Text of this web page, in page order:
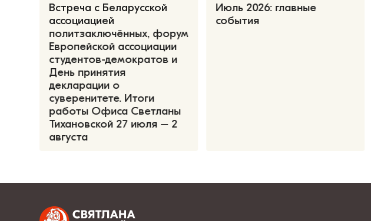
Встреча с Беларусской
ассоциацией
политзаключённых, форум
Европейской ассоциации
студентов-демократов и
День принятия
декларации о
суверенитете. Итоги
работы Офиса Светланы
Тихановской 27 июля – 2
августа
Июль 2026: главные
события